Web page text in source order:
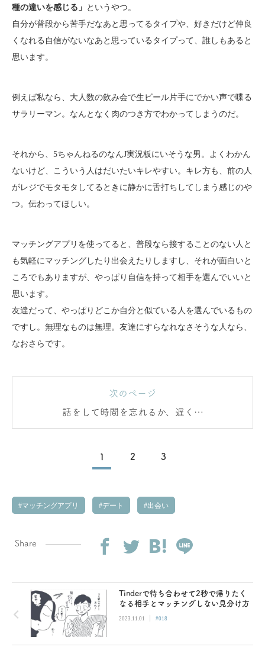
種の違いを感じる」 というやつ。
自分が普段から苦手だなあと思ってるタイプや、好きだけど仲良
くなれる自信がないなあと思っているタイプって、誰しもあると
思います。
例えば私なら、大人数の飲み会で生ビール片手にでかい声で喋る
サラリーマン。なんとなく肉のつき方でわかってしまうのだ。
それから、5ちゃんねるのなんJ実況板にいそうな男。よくわかん
ないけど、こういう人はだいたいキレやすい。キレ方も、前の人
がレジでモタモタしてるときに静かに舌打ちしてしまう感じのや
つ。伝わってほしい。
マッチングアプリを使ってると、普段なら接することのない人と
も気軽にマッチングしたり出会えたりしますし、それが面白いと
ころでもありますが、やっぱり自信を持って相手を選んでいいと
思います。
友達だって、やっぱりどこか自分と似ている人を選んでいるもの
ですし。無理なものは無理。友達にすらなれなさそうな人なら、
なおさらです。
次のページ
話をして時間を忘れるか、遅く感
じるか
1 2 3
マッチングアプリ デート 出会い
Share
Tinderで待ち合わせて2秒で帰りたく
なる相手とマッチングしない見分け方
2023.11.01 | #018